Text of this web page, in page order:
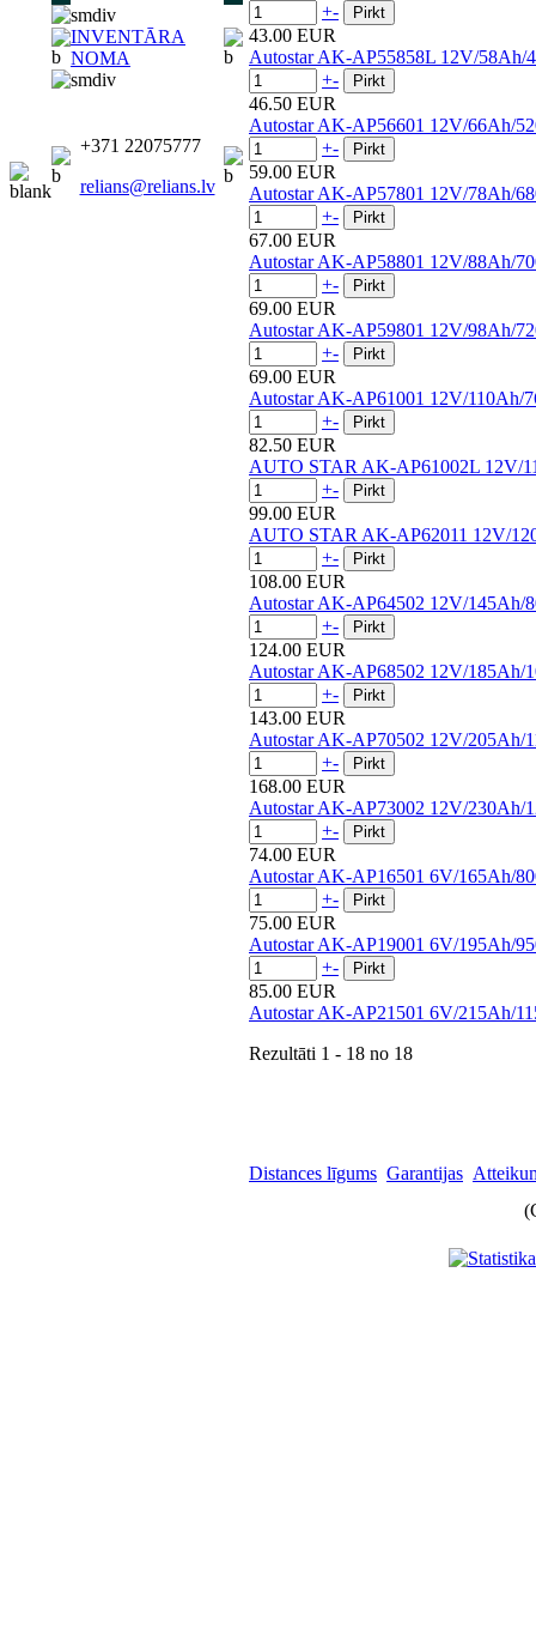
INVENTĀRA
NOMA
+371 22075777
relians@relians.lv
+-
43.00 EUR
Autostar AK-AP55858L 12V/58Ah/
+-
46.50 EUR
Autostar AK-AP56601 12V/66Ah/
+-
59.00 EUR
Autostar AK-AP57801 12V/78Ah/
+-
67.00 EUR
Autostar AK-AP58801 12V/88Ah/
+-
69.00 EUR
Autostar AK-AP59801 12V/98Ah/
+-
69.00 EUR
Autostar AK-AP61001 12V/110Ah/
+-
82.50 EUR
AUTO STAR AK-AP61002L 12V/
+-
99.00 EUR
AUTO STAR AK-AP62011 12V/
+-
108.00 EUR
Autostar AK-AP64502 12V/145Ah/
+-
124.00 EUR
Autostar AK-AP68502 12V/185Ah/
+-
143.00 EUR
Autostar AK-AP70502 12V/205Ah/
+-
168.00 EUR
Autostar AK-AP73002 12V/230Ah/
+-
74.00 EUR
Autostar AK-AP16501 6V/165Ah/
+-
75.00 EUR
Autostar AK-AP19001 6V/195Ah/
+-
85.00 EUR
Autostar AK-AP21501 6V/215Ah/
Rezultāti 1 - 18 no 18
Distances līgums Garantijas